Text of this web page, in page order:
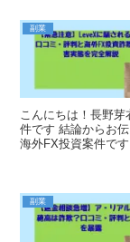
副業
こんにちは！長野
件です 結論からお
海外FX投資案件で
副業